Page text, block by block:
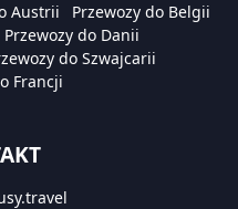
Austrii
Przewozy do Belgii
Przewozy do Danii
do Szwajcarii
Francji